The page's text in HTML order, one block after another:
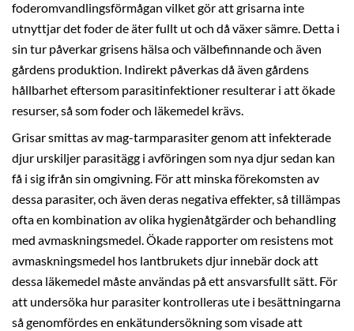
foderomvandlingsförmågan vilket gör att grisarna inte
utnyttjar det foder de äter fullt ut och då växer sämre. Detta i
sin tur påverkar grisens hälsa och välbefinnande och även
gårdens produktion. Indirekt påverkas då även gårdens
hållbarhet eftersom parasitinfektioner resulterar i att ökade
resurser, så som foder och läkemedel krävs.
Grisar smittas av mag-tarmparasiter genom att infekterade
djur urskiljer parasitägg i avföringen som nya djur sedan kan
få i sig ifrån sin omgivning. För att minska förekomsten av
dessa parasiter, och även deras negativa effekter, så tillämpas
ofta en kombination av olika hygienåtgärder och behandling
med avmaskningsmedel. Ökade rapporter om resistens mot
avmaskningsmedel hos lantbrukets djur innebär dock att
dessa läkemedel måste användas på ett ansvarsfullt sätt. För
att undersöka hur parasiter kontrolleras ute i besättningarna
så genomfördes en enkätundersökning som visade att